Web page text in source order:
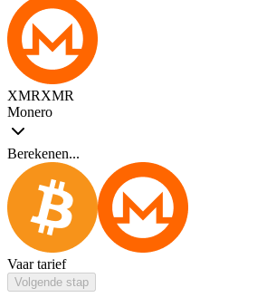
XMRXMR
Monero
Berekenen...
Vaar tarief
Volgende stap